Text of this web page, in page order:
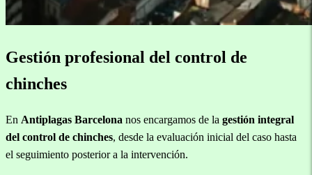
Gestión profesional del control de
chinches
En Antiplagas Barcelona nos encargamos de la gestión integral
del control de chinches, desde la evaluación inicial del caso hasta
el seguimiento posterior a la intervención.